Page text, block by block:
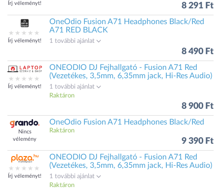
Írj véleményt! 8 291 Ft
Írj véleményt!
OneOdio Fusion A71 Headphones Black/Red
A71 RED BLACK
1 további ajánlat
8 490 Ft
Írj véleményt!
ONEODIO DJ Fejhallgató - Fusion A71 Red
(Vezetékes, 3,5mm, 6,35mm jack, Hi-Res Audio)
1 további ajánlat
Raktáron
8 900 Ft
Nincs
vélemény
OneOdio Fusion A71 Headphones Black/Red
Raktáron
9 390 Ft
Írj véleményt!
ONEODIO DJ Fejhallgató - Fusion A71 Red
(Vezetékes, 3,5mm, 6,35mm jack, Hi-Res Audio)
1 további ajánlat
Raktáron